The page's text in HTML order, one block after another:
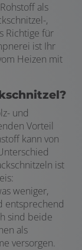
als
,
Richtige für
ist Ihr
Heizen mit
und
Vorteil
kann von
ist
weniger,
entsprechend
sind beide
als
versorgen.